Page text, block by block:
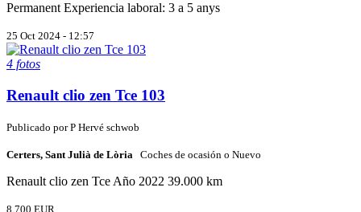
Permanent Experiencia laboral: 3 a 5 anys
25 Oct 2024 - 12:57
4 fotos
Renault clio zen Tce 103
Publicado porP Hervé schwob
Certers, Sant Julià de Lòria Coches de ocasión o Nuevo
Renault clio zen Tce Año 2022 39.000 km
8.700 EUR